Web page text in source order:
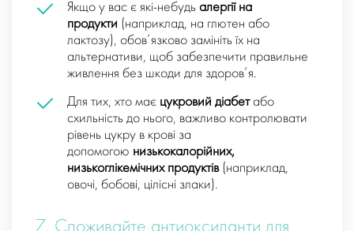
Якщо у вас є які-небудь алергії на
продукти (наприклад, на глютен або
лактозу), обов’язково замініть їх на
альтернативи, щоб забезпечити правильне
живлення без шкоди для здоров’я.
Для тих, хто має цукровий діабетабо
схильність до нього, важливо контролювати
рівень цукру в крові за
допомогою низькокалорійних,
низькоглікемічних продуктів(наприклад,
овочі, бобові, цілісні злаки).